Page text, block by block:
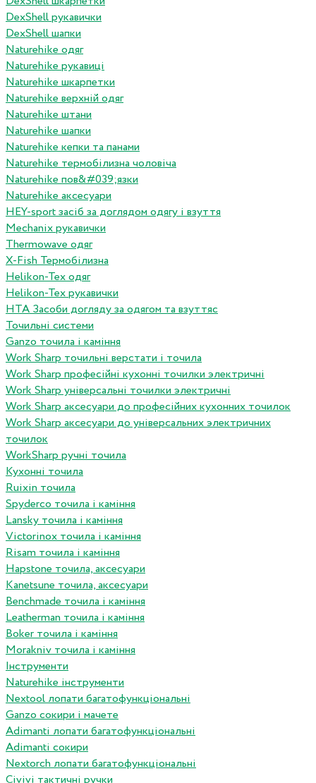
DexShell рукавички
DexShell шапки
Naturehike одяг
Naturehike рукавиці
Naturehike шкарпетки
Naturehike верхній одяг
Naturehike штани
Naturehike шапки
Naturehike кепки та панами
Naturehike термобілизна чоловіча
Naturehike пов&#039;язки
Naturehike аксесуари
HEY-sport засіб за доглядом одягу і взуття
Mechanix рукавички
Thermowave одяг
X-Fish Термобілизна
Helikon-Tex одяг
Helikon-Tex рукавички
HTA Засоби догляду за одягом та взуттяс
Точильні системи
Ganzo точила і каміння
Work Sharp точильні верстати і точила
Work Sharp професiйнi кухоннi точилки электричнi
Work Sharp унiверсальнi точилки электричнi
Work Sharp аксесуари до професiйних кухонних точилок
Work Sharp аксесуари до унiверсальних электричних
точилок
WorkSharp ручні точила
Кухонні точила
Ruixin точила
Spyderco точила і каміння
Lansky точила і каміння
Victorinox точила і каміння
Risam точила і каміння
Hapstone точила, аксесуари
Kanetsune точила, аксесуари
Benchmade точила і каміння
Leatherman точила і каміння
Boker точила і каміння
Morakniv точила і каміння
Інструменти
Naturehike інструменти
Nextool лопати багатофункціональні
Ganzo сокири і мачете
Adimanti лопати багатофункціональні
Adimanti сокири
Nextorch лопати багатофункціональні